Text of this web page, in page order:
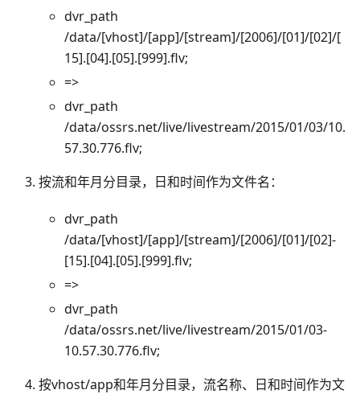
dvr_path
/data/[vhost]/[app]/[stream]/[2006]/[01]/[02]/[
15].[04].[05].[999].flv;
=>
dvr_path
/data/ossrs.net/live/livestream/2015/01/03/10.
57.30.776.flv;
按流和年月分目录，日和时间作为文件名：
dvr_path
/data/[vhost]/[app]/[stream]/[2006]/[01]/[02]-
[15].[04].[05].[999].flv;
=>
dvr_path
/data/ossrs.net/live/livestream/2015/01/03-
10.57.30.776.flv;
按vhost/app和年月分目录，流名称、日和时间作为文